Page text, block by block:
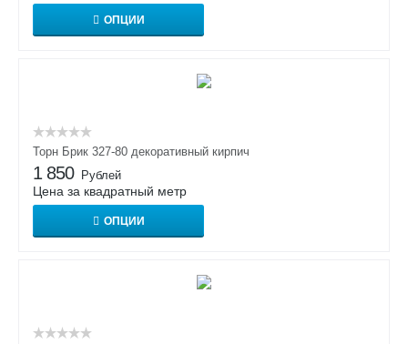
ОПЦИИ
Торн Брик 327-80 декоративный кирпич
1 850 Рублей
Цена за квадратный метр
ОПЦИИ